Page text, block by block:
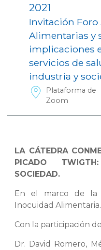
2021
Invitación Foro
Alimentarias y
implicaciones
servicios de
industria y
Plataforma de
Zoom
LA CÁTEDRA
PICADO
SOCIEDAD.
En el marco de la
Inocuidad Alimentaria.
Con la participación
Dr. David Romero,